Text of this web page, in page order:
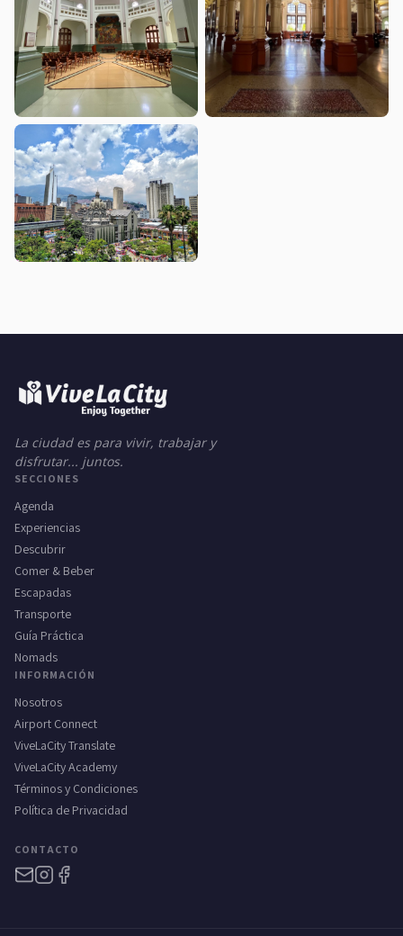
La ciudad es para vivir, trabajar y
disfrutar... juntos.
SECCIONES
Agenda
Experiencias
Descubrir
Comer & Beber
Escapadas
Transporte
Guía Práctica
Nomads
INFORMACIÓN
Nosotros
Airport Connect
ViveLaCity Translate
ViveLaCity Academy
Términos y Condiciones
Política de Privacidad
CONTACTO